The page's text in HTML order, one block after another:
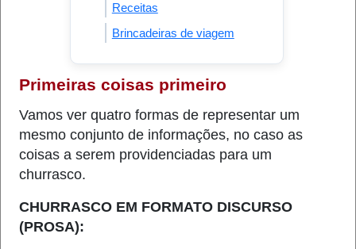
Receitas
Brincadeiras de viagem
Primeiras coisas primeiro
Vamos ver quatro formas de representar um
mesmo conjunto de informações, no caso as
coisas a serem providenciadas para um
churrasco.
CHURRASCO EM FORMATO DISCURSO
(PROSA):